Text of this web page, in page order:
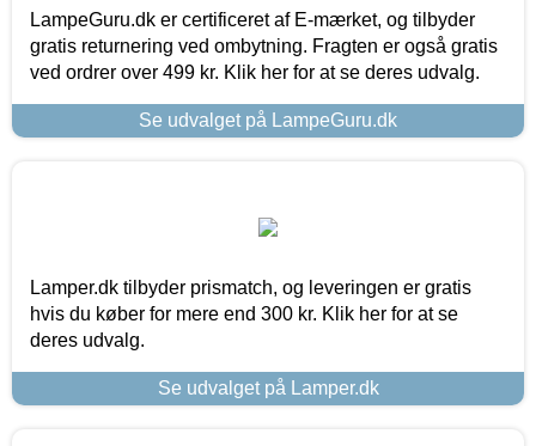
LampeGuru.dk er certificeret af E-mærket, og tilbyder
gratis returnering ved ombytning. Fragten er også gratis
ved ordrer over 499 kr. Klik her for at se deres udvalg.
Se udvalget på LampeGuru.dk
Lamper.dk tilbyder prismatch, og leveringen er gratis
hvis du køber for mere end 300 kr. Klik her for at se
deres udvalg.
Se udvalget på Lamper.dk